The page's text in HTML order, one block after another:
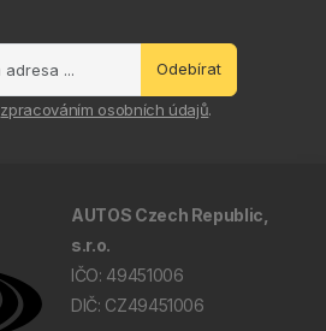
Odebírat
zpracováním osobních údajů.
AUTOS Czech Republic,
s.r.o.
IČO: 49451006
DIČ: CZ49451006